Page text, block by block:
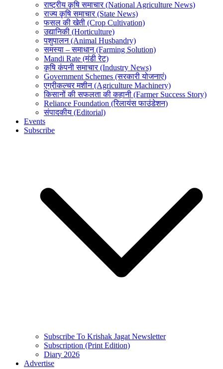
राष्ट्रीय कृषि समाचार (National Agriculture News)
राज्य कृषि समाचार (State News)
फसल की खेती (Crop Cultivation)
उद्यानिकी (Horticulture)
पशुपालन (Animal Husbandry)
समस्या – समाधान (Farming Solution)
Mandi Rate (मंडी रेट)
कृषि कंपनी समाचार (Industry News)
Government Schemes (सरकारी योजनाएं)
एग्रीकल्चर मशीन (Agriculture Machinery)
किसानों की सफलता की कहानी (Farmer Success Story)
Reliance Foundation (रिलायंस फाउंडेशन)
संपादकीय (Editorial)
Events
Subscribe
Subscribe To Krishak Jagat Newsletter
Subscription (Print Edition)
Diary 2026
Advertise